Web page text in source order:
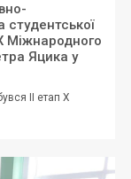
студентської
Міжнародного
Яцика у
II етап X